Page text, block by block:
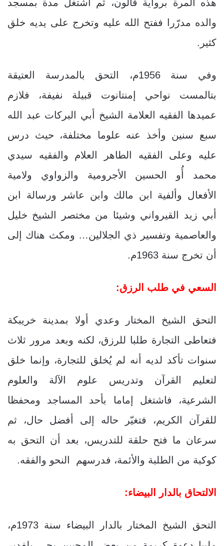
هذه المرة برواية قالون، ثم اشتغل مدة بمسجد
والده مدرّرا ففتح الله عليه وتخرج على يديه خلق
كثير.
وفي سنة 1956م، التحق بالمدرسة العتيقة
بتالمست نواحي إمنتانوت قبيلة نفيفة، فلازم
عميدها الفقيه العلامة الشيخ أبي البركات عبد الله
سبع سنين وأخذ عنه علوما مختلفة، حيث درس
عليه وعلى الفقيه الطاهر العلام والفقيه سيدي
محمد أُو الحسين الأجرومية والزواوي ولامية
الأفعال وألفية ابن مالك وابن عاشر ورسالة ابن
أبي زيد القيرواني وشيئا من مختصر الشيخ خليل
والعاصمية وتفسير ذي الجلالين… ومكث هناك إلى
أن تخرج سنة 1963م.
السعي في طلب الرزق:
التحق الشيخ المختار وعدي أولا بمدينة خريبكة
فتعاطى التجارة طلبا للرزق، لكنه وبعد مرور ثلاث
سنوات تأكد لديه أنه لم يُخلق للتجارة، وإنما خلق
لتعليم القرآن وتدريس علوم الآلة والعلوم
الشرعية، فاشتغل إماما بأحد المساجد ومحفظا
للقرآن الكريم، فتغيّر حاله إلى أفضل حال، ثم
سرعان ما فتح حلقة للتدريس، بعد أن التحق به
كوكبة من الطلبة والأئمة، فدرسهم النحو والفقه.
الالتحاق بالدار البيضاء:
التحق الشيخ المختار بالدار البيضاء سنة 1973م،